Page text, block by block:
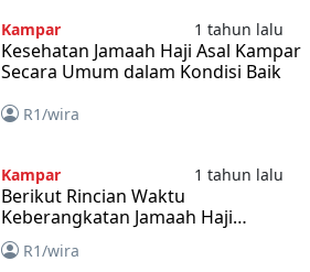
Kampar 1 tahun lalu
Kesehatan Jamaah Haji Asal Kampar
Secara Umum dalam Kondisi Baik
R1/wira
Kampar 1 tahun lalu
Berikut Rincian Waktu
Keberangkatan Jamaah Haji
Kabupaten Kampar Tahun 2025
R1/wira